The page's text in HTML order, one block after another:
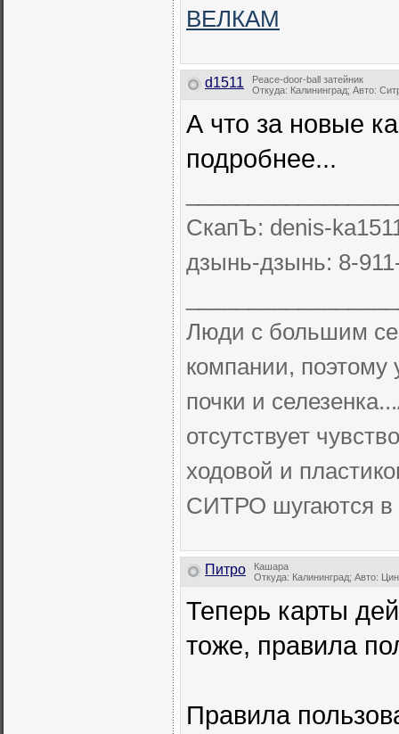
ВЕЛКАМ
d1511
Peace-door-ball затейник
Откуда: Калининград; Авто:
А что за новые
подробнее...
СкапЪ: denis-
дзынь-дзынь: 8-
Люди с большим
компании,
почки и
отсутствует
ходовой и
СИТРО шугаются в
Питро
Кашара
Откуда: Калининград; Авто:
Теперь карты
тоже, правила
Правила